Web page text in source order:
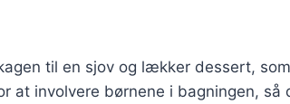
til en sjov og lækker dessert,
at involvere børnene i bagningen,